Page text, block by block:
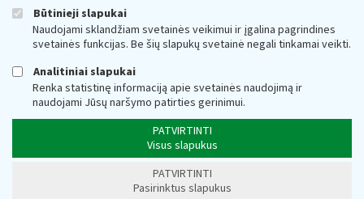
Būtinieji slapukai
Naudojami sklandžiam svetainės veikimui ir įgalina pagrindines
svetainės funkcijas. Be šių slapukų svetainė negali tinkamai veikti.
Analitiniai slapukai
Renka statistinę informaciją apie svetainės naudojimą ir
naudojami Jūsų naršymo patirties gerinimui.
PATVIRTINTI
Visus slapukus
PATVIRTINTI
Pasirinktus slapukus